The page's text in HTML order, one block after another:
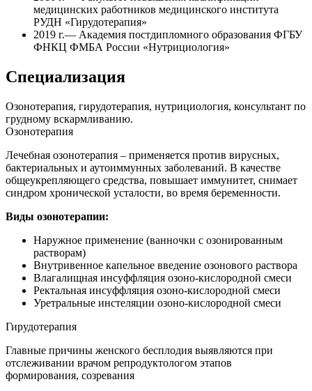
медицинских работников медицинского института
РУДН «Гирудотерапия»
2019 г.— Академия постдипломного образования ФГБУ
ФНКЦ ФМБА России «Нутрициология»
Специализация
Озонотерапия, гирудотерапия, нутрициология, консультант по
грудному вскармливанию.
Озонотерапия
Лечебная озонотерапия – применяется против вирусных,
бактериальных и аутоиммунных заболеваний. В качестве
общеукрепляющего средства, повышает иммунитет, снимает
синдром хронической усталости, во время беременности.
Виды озонотерапии:
Наружное применение (ванночки с озонированным
растворам)
Внутривенное капельное введение озонового раствора
Влагалищная инсуффляция озоно-кислородной смеси
Ректальная инсуффляция озоно-кислородной смеси
Уретральные инстеляции озоно-кислородной смеси
Гирудотерапия
Главные причины женского бесплодия выявляются при
отслеживании врачом репродуктологом этапов
формирования, созревания